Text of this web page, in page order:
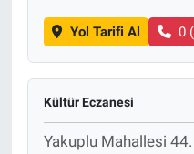
Yol Tarifi Al 0
Kültür Eczanesi
Yakuplu Mahallesi
ÖZEL HABER
Keşfet
ASTROLOJİ